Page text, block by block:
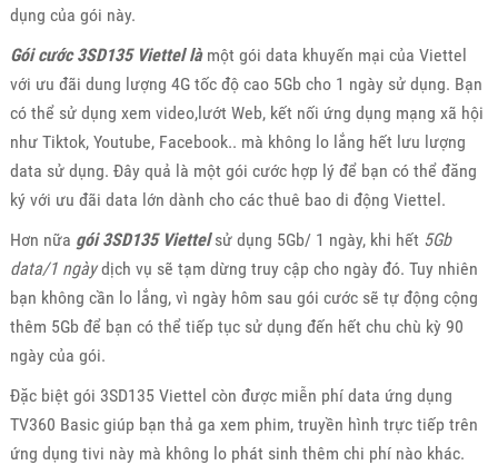
dụng của gói này.
Gói cước 3SD135 Viettel làmột gói data khuyến mại của Viettel
với ưu đãi dung lượng 4G tốc độ cao 5Gb cho 1 ngày sử dụng. Bạn
có thể sử dụng xem video,lướt Web, kết nối ứng dụng mạng xã hội
như Tiktok, Youtube, Facebook.. mà không lo lắng hết lưu lượng
data sử dụng. Đây quả là một gói cước hợp lý để bạn có thể đăng
ký với ưu đãi data lớn dành cho các thuê bao di động Viettel.
Hơn nữa gói 3SD135 Viettelsử dụng 5Gb/ 1 ngày, khi hết 5Gb
data/1 ngàydịch vụ sẽ tạm dừng truy cập cho ngày đó. Tuy nhiên
bạn không cần lo lắng, vì ngày hôm sau gói cước sẽ tự động cộng
thêm 5Gb để bạn có thể tiếp tục sử dụng đến hết chu chù kỳ 90
ngày của gói.
Đặc biệt gói 3SD135 Viettel còn được miễn phí data ứng dụng
TV360 Basic giúp bạn thả ga xem phim, truyền hình trực tiếp trên
ứng dụng tivi này mà không lo phát sinh thêm chi phí nào khác.